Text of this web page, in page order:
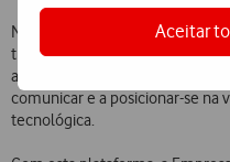
Aceitar
Numa altura em que tem em
transformação digital, este
a Vodafone está
comunicar e a posicionar-se na
tecnológica.